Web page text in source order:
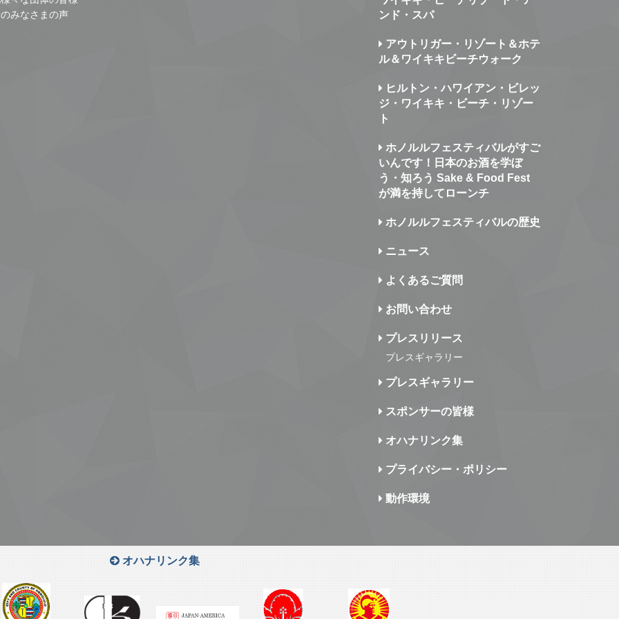
みなさまの声
ンド・スパ
アウトリガー・リゾート＆ホテ
ル＆ワイキキビーチウォーク
ヒルトン・ハワイアン・ビレッ
ジ・ワイキキ・ビーチ・リゾー
ト
ホノルルフェスティバルがすご
いんです！日本のお酒を学ぼ
う・知ろう Sake & Food Fest
が満を持してローンチ
ホノルルフェスティバルの歴史
ニュース
よくあるご質問
お問い合わせ
プレスリリース
プレスギャラリー
プレスギャラリー
スポンサーの皆様
オハナリンク集
プライバシー・ポリシー
動作環境
オハナリンク集